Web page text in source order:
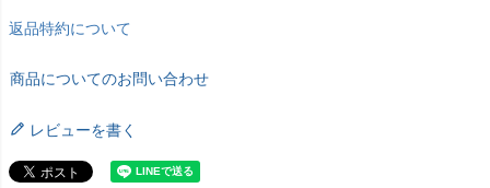
返品特約について
商品についてのお問い合わせ
レビューを書く